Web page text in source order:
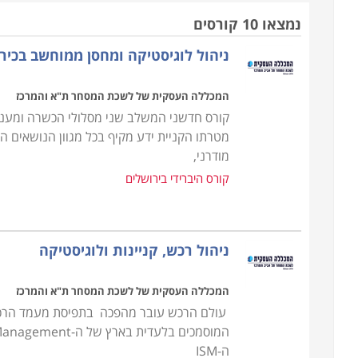
הקורס אינו דורש כל ידע מוקדם, אך עם זאת נדרשת
הן פיננסית והן משפטית, שכן, ככל שהארגון מורכב
אמנם אין תנאי קבלה אך נדרשים כישורים אישיים על
במסגרת הקורס מועברים תכנים להכנת תכנית רכש,
ניהול קשרי ושיתופי פעולה עם ספקים תוך הקפדה
מקומיים ובינלאומיים.
עבור מי מתאימים הלימודים
קורס רכש ולוגיסטיקה אורך כשנה אחת, כאשר הוא
לרכש ולוגיסטיקה ולכן זהו מקצוע מבוקש ביותר
נמצאו 10 קורסים
ניהול לוגיסטיקה ומחסן ממוחשב בכיר
המכללה העסקית של לשכת המסחר ת"א והמרכז
קורס חדשני המשלב שני מסלולי הכשרה
מטרתו הקניית ידע מקיף בכל מגוון
מודרני,
קורס היברידי בירושלים
ניהול רכש, קניינות ולוגיסטיקה
המכללה העסקית של לשכת המסחר ת"א והמרכז
עולם הרכש עובר מהפכה בתפיסת מעמד
ה-ISM